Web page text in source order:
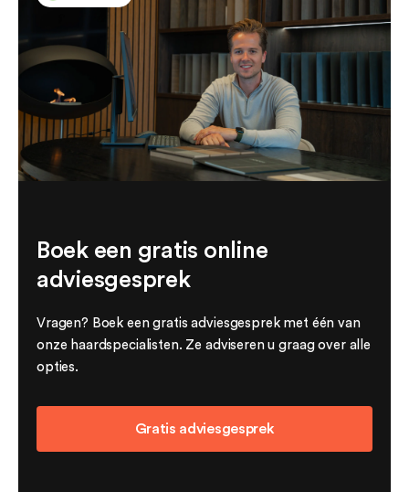
Boek een gratis online
adviesgesprek
Vragen? Boek een gratis adviesgesprek met één van
onze haardspecialisten. Ze adviseren u graag over alle
opties.
Gratis adviesgesprek